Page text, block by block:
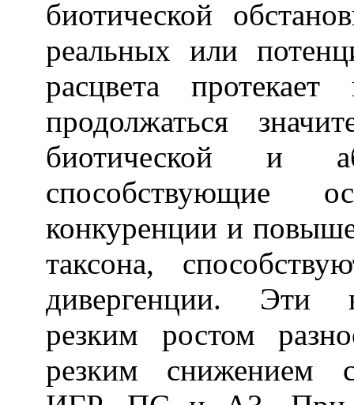
биотической
реальных или
расцвета
продолжаться
биотической и
способствующие
конкуренции и
таксона,
дивергенции. Эти
резким ростом
резким снижением